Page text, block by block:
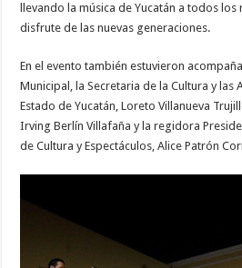
llevando la música de Yucatán a todos
disfrute de las nuevas generaciones.
En el evento también estuvieron
Municipal, la Secretaria de la Cultura y las
Estado de Yucatán, Loreto Villanueva
Irving Berlín Villafaña y la regidora
de Cultura y Espectáculos, Alice Patrón